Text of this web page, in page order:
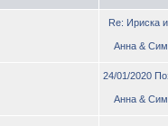
Re: Ириска
Анна & Сим
24/01/2020
Анна & Сим